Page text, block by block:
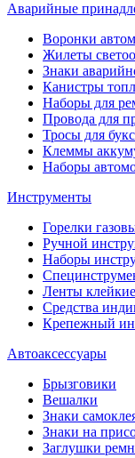
Аварийные
Воронки
Жилеты
Знаки
Канистры
Наборы для
Провода для
Тросы для
Клеммы
Наборы
Инструменты
Горелки
Ручной
Наборы
Ленты
Средства
Крепежный
Автоаксессуары
Брызговики
Вешалки
Знаки
Знаки на
Заглушки